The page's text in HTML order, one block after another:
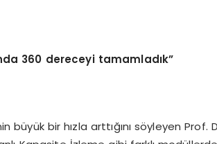
360 dereceyi tamamladık”
bir hızla arttığını söyleyen Prof.